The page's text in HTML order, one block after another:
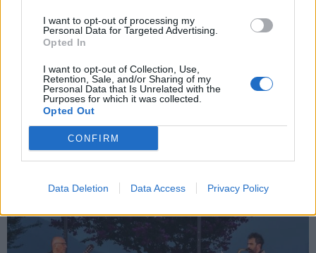
I want to opt-out of processing my
Personal Data for Targeted Advertising.
Opted In
I want to opt-out of Collection, Use,
Retention, Sale, and/or Sharing of my
Personal Data that Is Unrelated with the
Purposes for which it was collected.
Opted Out
CONFIRM
Data Deletion Data Access Privacy Policy
LE NOTIZIE DA ASCOLTARE
L’assurda tragedia di Maddalena e il
rombo del rally sui monti